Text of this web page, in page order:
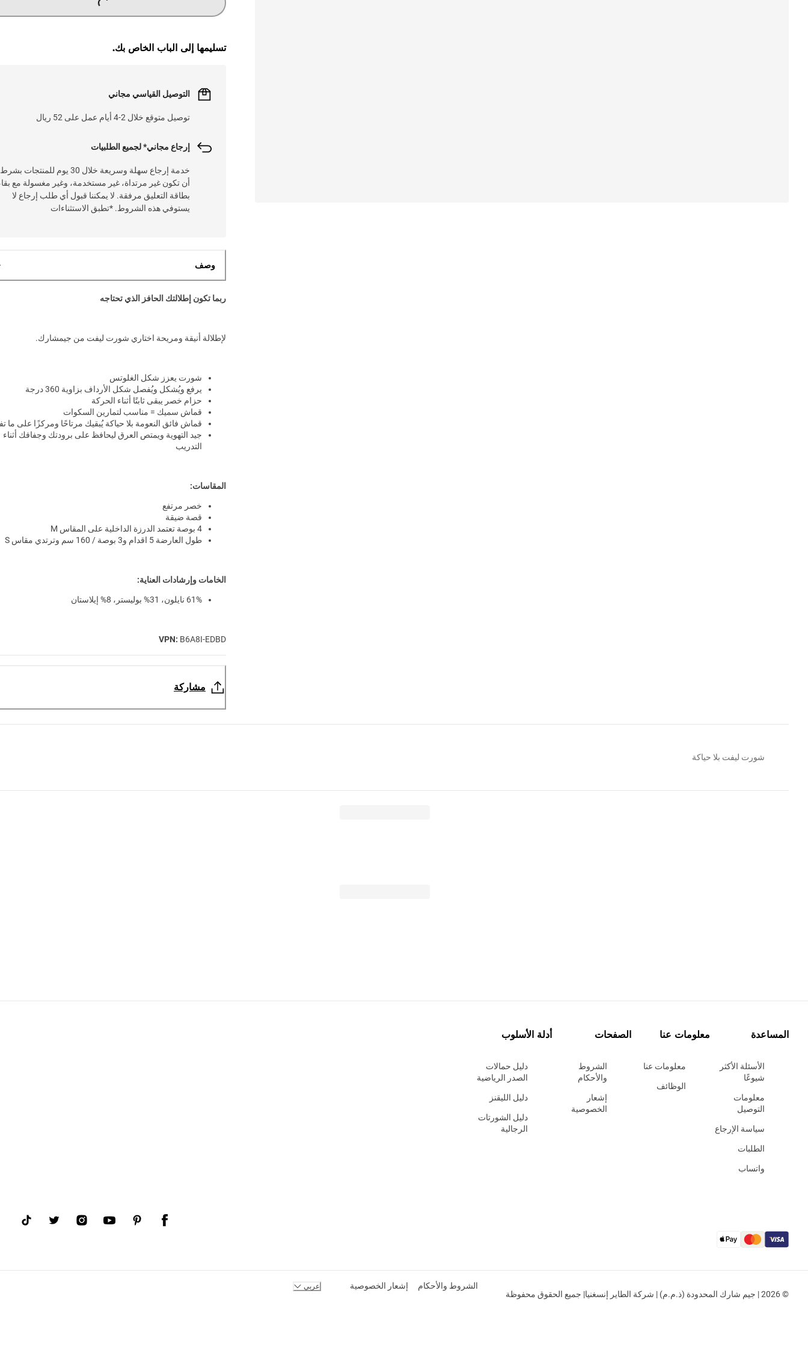
تسليمها إلى الباب الخاص بك.
التوصيل القياسي مجاني
توصيل متوقع خلال 2-4 أيام عمل على 52 ريال
إرجاع مجاني* لجميع الطلبيات
خدمة إرجاع سهلة وسريعة خلال 30 يوم للمنتجات بشرط
أن تكون غير مرتداة، غير مستخدمة، وغير مغسولة مع
بطاقة التعليق مرفقة. لا يمكننا قبول أي طلب إرجاع لا
يستوفي هذه الشروط. *تطبق الاستثناءات
وصف
ربما تكون إطلالتك الحافز الذي تحتاجه
لإطلالة أنيقة ومريحة اختاري شورت ليفت من جيمشارك.
شورت يعزز شكل الغلوتس
يرفع ويُشكل ويُفصل شكل الأرداف بزاوية 360 درجة
حزام خصر يبقى ثابتًا أثناء الحركة
قماش سميك = مناسب لتمارين السكوات
قماش فائق النعومة بلا حياكة يُبقيك مرتاحًا ومركزًا على ما
جيد التهوية ويمتص العرق ليحافظ على برودتك وجفافك أثناء
التدريب
المقاسات:
خصر مرتفع
قصة ضيقة
4 بوصة تعتمد الدرزة الداخلية على المقاس M
طول العارضة 5 اقدام و3 بوصة / 160 سم وترتدي مقاس S
الخامات وإرشادات العناية:
61% نايلون، 31% بوليستر، 8% إيلاستان
VPN: B6A8I-EDBD
مشاركة
شورت ليفت بلا حياكة
المساعدة
الأسئلة الأكثر
شيوعًا
معلومات
التوصيل
سياسة الإرجاع
الطلبات
واتساب
معلومات عنا
معلومات عنا
الوظائف
الصفحات
الشروط
والأحكام
إشعار
الخصوصية
أدلة الأسلوب
دليل حمالات
الصدر الرياضية
دليل الليقنز
دليل الشورتات
الرجالية
© 2026 | جيم شارك المحدودة (ذ.م.م) | شركة الطاير إنسغنيا| جميع الحقوق محفوظة
الشروط والأحكام إشعار الخصوصية عربي